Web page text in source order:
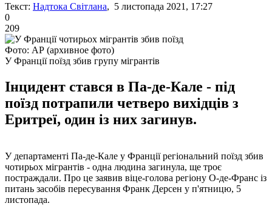
Текст: Надтока Світлана, 5 листопада 2021, 17:27
0
209
Фото: АР (архивное фото)
У Франції поїзд збив групу мігрантів
Інцидент стався в Па-де-Кале - під
поїзд потрапили четверо вихідців з
Еритреї, один із них загинув.
У департаменті Па-де-Кале у Франції регіональний поїзд збив
чотирьох мігрантів - одна людина загинула, ще троє
постраждали. Про це заявив віце-голова регіону О-де-Франс із
питань засобів пересування Франк Дерсен у п'ятницю, 5
листопада.